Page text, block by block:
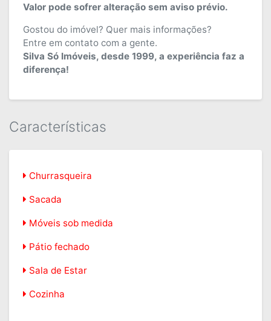
Valor pode sofrer alteração sem aviso prévio.
Gostou do imóvel? Quer mais informações?
Entre em contato com a gente.
Silva Só Imóveis, desde 1999, a experiência faz a
diferença!
Características
Churrasqueira
Sacada
Móveis sob medida
Pátio fechado
Sala de Estar
Cozinha